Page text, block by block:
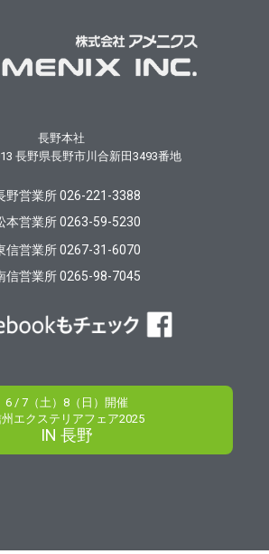
長野本社
長野県長野市川合新田3493番地
野営業所 026-221-3388
本営業所 0263-59-5230
信営業所 0267-31-6070
信営業所 0265-98-7045
6 / 7（土）8（日）開催
エクステリアフェア2025
IN 長野